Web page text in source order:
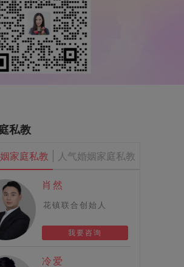
私教
家庭私教 人气婚姻家庭私教
肖然
花镇联合创始人
我要咨询
冷爱